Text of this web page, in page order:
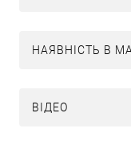
НАЯВНІСТЬ В
ВІДЕО